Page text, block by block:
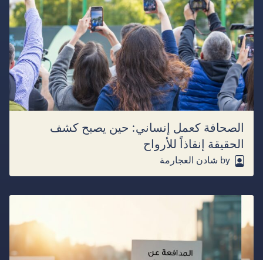
الصحافة كعمل إنساني: حين يصبح كشف
الحقيقة إنقاذاً للأرواح
by شادن العجارمة